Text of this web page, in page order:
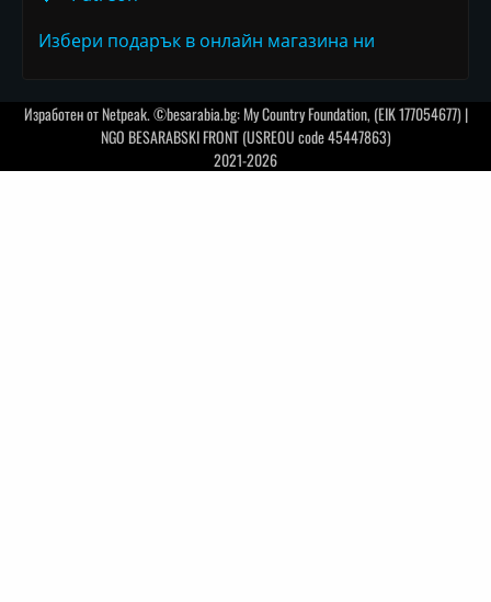
Избери подарък в онлайн магазина ни
Изработен отNetpeak. ©besarabia.bg: My Country Foundation, (EIK 177054677) |
NGO BESARABSKI FRONT (USREOU code 45447863)
2021-2026